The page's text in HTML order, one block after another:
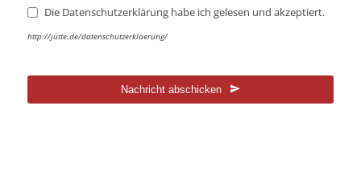
Die Datenschutzerklärung habe ich gelesen und akzeptiert.
http://jütte.de/datenschutzerklaerung/
Nachricht abschicken